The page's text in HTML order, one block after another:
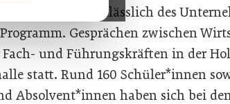
(HTK) anlässlich des
Gesprächen zwischen
und Führungskräften in der
statt. Rund 160 Schüler*innen
Absolvent*innen haben sich bei